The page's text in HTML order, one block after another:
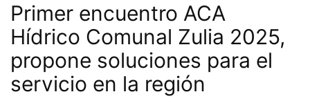
Primer encuentro ACA
Hídrico Comunal Zulia 2025,
propone soluciones para el
servicio en la región